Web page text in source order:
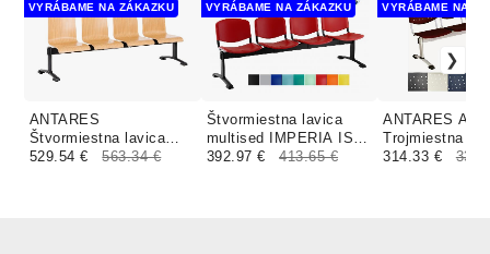
ANTARES
Štvormiestna lavica
multised 104 ELSI
VYRÁBAME NA ZÁKAZKU
529.54 € 563.34 €
Štvormiestna lavica
multised IMPERIA ISO
plastová
VYRÁBAME NA ZÁKAZKU
392.97 € 413.65 €
ANTARES
Trojmiestna
multised 1123
VYRÁBAME NA
314.33 €